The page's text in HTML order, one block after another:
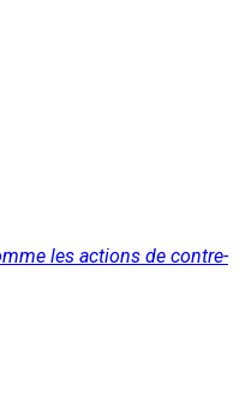
les actions de contre-